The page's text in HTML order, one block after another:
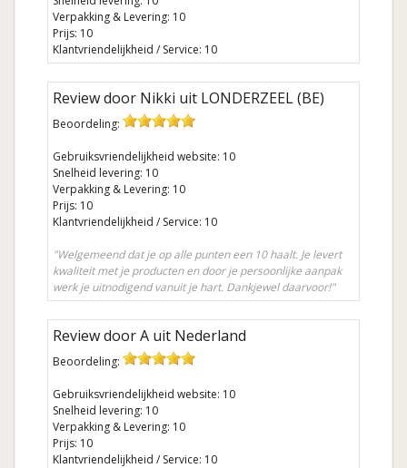
Verpakking & Levering: 10
Prijs: 10
Klantvriendelijkheid / Service: 10
Review door Nikki uit LONDERZEEL (BE)
Beoordeling:
Gebruiksvriendelijkheid website: 10
Snelheid levering: 10
Verpakking & Levering: 10
Prijs: 10
Klantvriendelijkheid / Service: 10
"Welgemeend dat je op alle punten een 10 haalt. Je levert
kwaliteit met je producten en door je persoonlijke aanpak
werk je uitnodigend vanuit je hart. Dankjewel daarvoor!"
Review door A uit Nederland
Beoordeling:
Gebruiksvriendelijkheid website: 10
Snelheid levering: 10
Verpakking & Levering: 10
Prijs: 10
Klantvriendelijkheid / Service: 10